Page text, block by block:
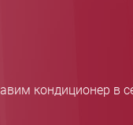
кондиционер в